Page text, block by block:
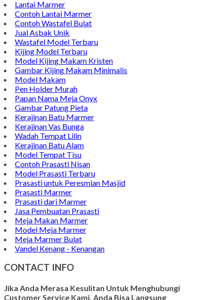
TENTANG KAMI
Bintang Antik Sejahtera merupakan situs online pengrajin
marmer yang tergabung dalam Group Bintang Antik
Sejahtera layanan yang terpercaya sejak tahun 2009 dan
terdapat lebih dari 50 orang pengrajin yang memiliki
keahlian tersendiri dibidang pengolahan marmer.
Kijing Makam
Kijing Marmer Bokoran
Model Makam Marmer
Lantai Marmer
Contoh Lantai Marmer
Contoh Wastafel Bulat
Jual Asbak Unik
Wastafel Model Terbaru
Kijing Model Terbaru
Model Kijing Makam Kristen
Gambar Kijing Makam Minimalis
Model Makam
Pen Holder Murah
Papan Nama Meja Onyx
Gambar Patung Pieta
Kerajinan Batu Marmer
Kerajinan Vas Bunga
Wadah Tempat Lilin
Kerajinan Batu Alam
Model Tempat Tisu
Model Prasasti Terbaru